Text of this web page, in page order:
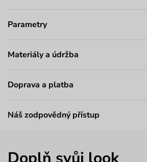
Parametry
Materiály a údržba
Doprava a platba
Náš zodpovědný přístup